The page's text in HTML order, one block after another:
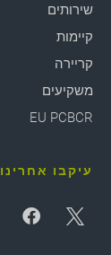
שירותים
קיימות
קריירה
משקיעים
EU PCBCR
עיקבו אחרינו